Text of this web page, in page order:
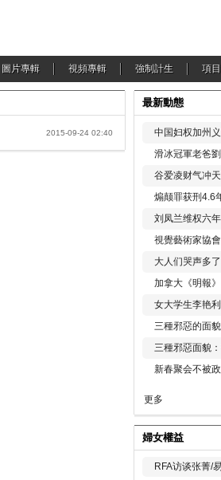
圖片專輯 視頻專輯 強制計生 項
2015-09-24 02:40
最新動態
中国妇权加州
滑冰冠軍老爸
谷爱凌财气冲
煽颠罪获刑4.6
刘凤兰维权六
視覺藝術家協
大人们哭声多
加拿大《明報
女大学生李艳
三種邪惡的面
三種邪惡面貌
新春聚会不被
更多
婦女權益
RFA访谈张菁/